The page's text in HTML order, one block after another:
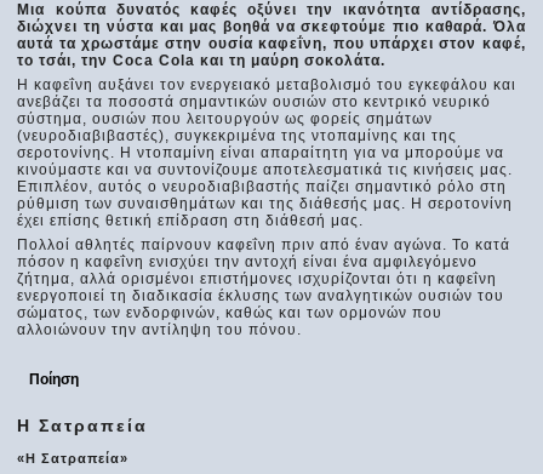
Μια κούπα δυνατός καφές οξύνει την ικανότητα αντίδρασης,
διώχνει τη νύστα και μας βοηθά να σκεφτούμε πιο καθαρά. Όλα
αυτά τα χρωστάμε στην ουσία καφεΐνη, που υπάρχει στον καφέ,
το τσάι, την Coca Cola και τη μαύρη σοκολάτα.
Η καφεΐνη αυξάνει τον ενεργειακό μεταβολισμό του εγκεφάλου και
ανεβάζει τα ποσοστά σημαντικών ουσιών στο κεντρικό νευρικό
σύστημα, ουσιών που λειτουργούν ως φορείς σημάτων
(νευροδιαβιβαστές), συγκεκριμένα της ντοπαμίνης και της
σεροτονίνης. Η ντοπαμίνη είναι απαραίτητη για να μπορούμε να
κινούμαστε και να συντονίζουμε αποτελεσματικά τις κινήσεις μας.
Επιπλέον, αυτός ο νευροδιαβιβαστής παίζει σημαντικό ρόλο στη
ρύθμιση των συναισθημάτων και της διάθεσής μας. Η σεροτονίνη
έχει επίσης θετική επίδραση στη διάθεσή μας.
Πολλοί αθλητές παίρνουν καφεΐνη πριν από έναν αγώνα. Το κατά
πόσον η καφεΐνη ενισχύει την αντοχή είναι ένα αμφιλεγόμενο
ζήτημα, αλλά ορισμένοι επιστήμονες ισχυρίζονται ότι η καφεΐνη
ενεργοποιεί τη διαδικασία έκλυσης των αναλγητικών ουσιών του
σώματος, των ενδορφινών, καθώς και των ορμονών που
αλλοιώνουν την αντίληψη του πόνου.
Ποίηση
Η Σατραπεία
«Η Σατραπεία»